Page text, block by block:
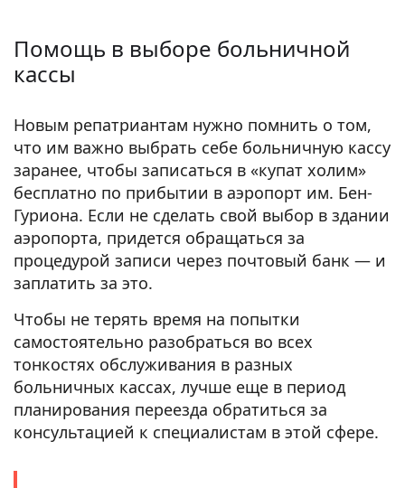
Помощь в выборе больничной
кассы
Новым репатриантам нужно помнить о том,
что им важно выбрать себе больничную кассу
заранее, чтобы записаться в «купат холим»
бесплатно по прибытии в аэропорт им. Бен-
Гуриона. Если не сделать свой выбор в здании
аэропорта, придется обращаться за
процедурой записи через почтовый банк — и
заплатить за это.
Чтобы не терять время на попытки
самостоятельно разобраться во всех
тонкостях обслуживания в разных
больничных кассах, лучше еще в период
планирования переезда обратиться за
консультацией к специалистам в этой сфере.